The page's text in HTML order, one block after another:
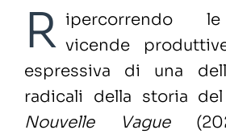
R ipercorrendo
vicende
espressiva di una
radicali della storia
Nouvelle Vague